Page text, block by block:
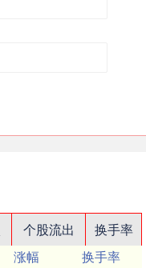
个股流出
换手率
涨幅
换手率